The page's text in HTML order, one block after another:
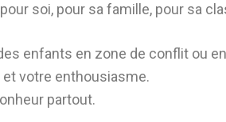
soi, pour sa famille, pour sa
enfants en zone de conflit ou
votre enthousiasme.
partout.